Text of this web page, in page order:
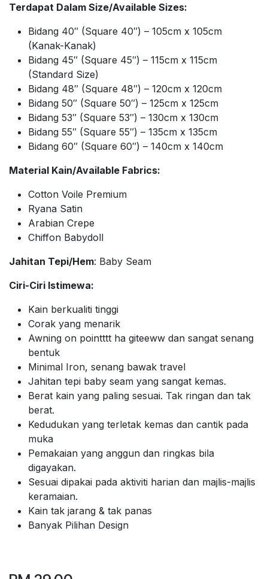
Terdapat Dalam Size/Available Sizes:
Bidang 40″ (Square 40″) – 105cm x 105cm
(Kanak-Kanak)
Bidang 45″ (Square 45″) – 115cm x 115cm
(Standard Size)
Bidang 48″ (Square 48″) – 120cm x 120cm
Bidang 50″ (Square 50″) – 125cm x 125cm
Bidang 53″ (Square 53″) – 130cm x 130cm
Bidang 55″ (Square 55″) – 135cm x 135cm
Bidang 60″ (Square 60″) – 140cm x 140cm
Material Kain/Available Fabrics:
Cotton Voile Premium
Ryana Satin
Arabian Crepe
Chiffon Babydoll
Jahitan Tepi/Hem: Baby Seam
Ciri-Ciri Istimewa:
Kain berkualiti tinggi
Corak yang menarik
Awning on pointttt ha giteeww dan sangat senang
bentuk
Minimal Iron, senang bawak travel
Jahitan tepi baby seam yang sangat kemas.
Berat kain yang paling sesuai. Tak ringan dan tak
berat.
Kedudukan yang terletak kemas dan cantik pada
muka
Pemakaian yang anggun dan ringkas bila
digayakan.
Sesuai dipakai pada aktiviti harian dan majlis-majlis
keramaian.
Kain tak jarang & tak panas
Banyak Pilihan Design